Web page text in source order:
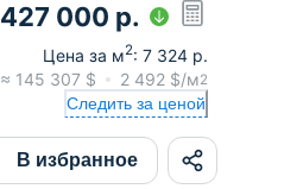
427 000 р.
Цена за м2: 7 324 р.
≈ 145 307 $ 2 492 $/м2
Следить за ценой
В избранное